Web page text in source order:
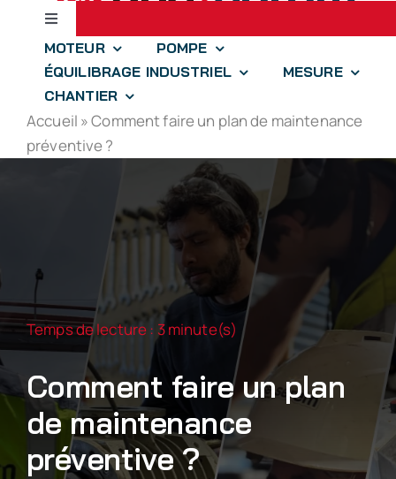
Passer
contenu
Toggle
Navigation
Accueil
jll.spear
drones-solutions
À propos
Nous rejoindre
MOTEUR
POMPE
ÉQUILIBRAGE INDUSTRIEL
MESURE
CHANTIER
Accueil »Comment faire un plan de maintenance
préventive ?
Temps de lecture : 3 minute(s)
Comment faire un plan
de maintenance
préventive ?